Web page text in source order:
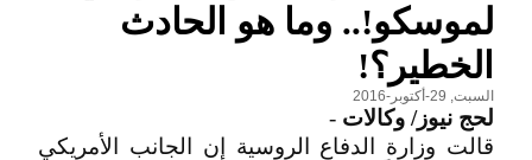
لموسكو!.. وما هو الحادث
الخطير؟!
السبت, 29-أكتوبر-2016
لحج نيوز/ وكالات -
قالت وزارة الدفاع الروسية إن الجانب الأمريكي